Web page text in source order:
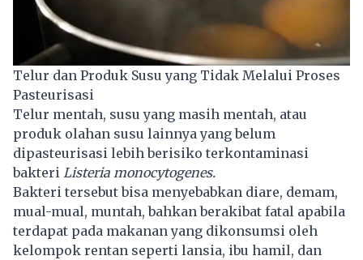
Telur dan Produk Susu yang Tidak Melalui Proses
Pasteurisasi
Telur mentah, susu yang masih mentah, atau
produk olahan susu lainnya yang belum
dipasteurisasi lebih berisiko terkontaminasi
bakteri Listeria monocytogenes.
Bakteri tersebut bisa menyebabkan diare, demam,
mual-mual, muntah, bahkan berakibat fatal apabila
terdapat pada makanan yang dikonsumsi oleh
kelompok rentan seperti lansia, ibu hamil, dan